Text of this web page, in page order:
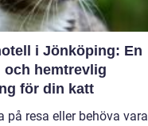
i Jönköping: En
och hemtrevlig
för din katt
på resa eller behöva vara